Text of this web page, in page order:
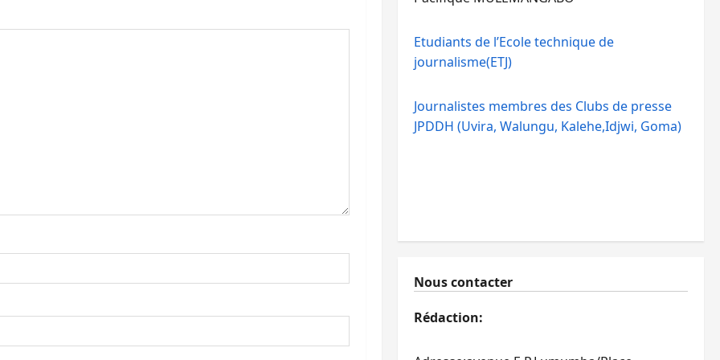
Etudiants de l’Ecole technique de
journalisme(ETJ)
Journalistes membres des Clubs de presse
JPDDH (Uvira, Walungu, Kalehe,Idjwi, Goma)
Nous contacter
Rédaction: